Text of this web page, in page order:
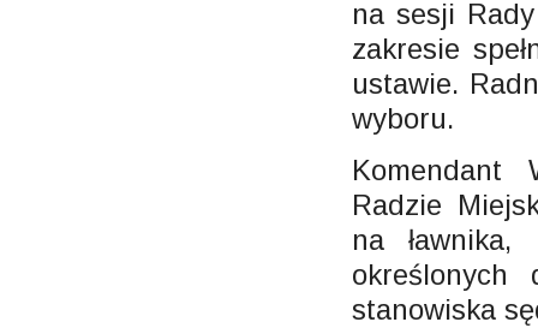
na sesji
zakresie
ustawie.
wyboru.
Komendant
Radzie
na
stanowiska